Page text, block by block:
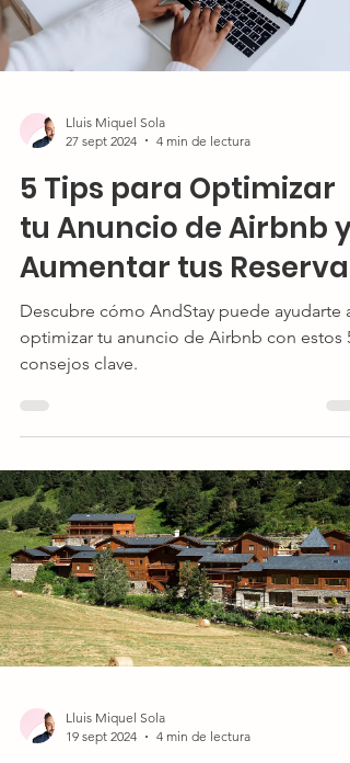
Lluis Miquel Sola
27 sept 2024
4 min de lectura
5 Tips para Optimizar
tu Anuncio de Airbnb y
Aumentar tus Reservas
Descubre cómo AndStay puede ayudarte a
optimizar tu anuncio de Airbnb con estos 5
consejos clave.
Lluis Miquel Sola
19 sept 2024
4 min de lectura